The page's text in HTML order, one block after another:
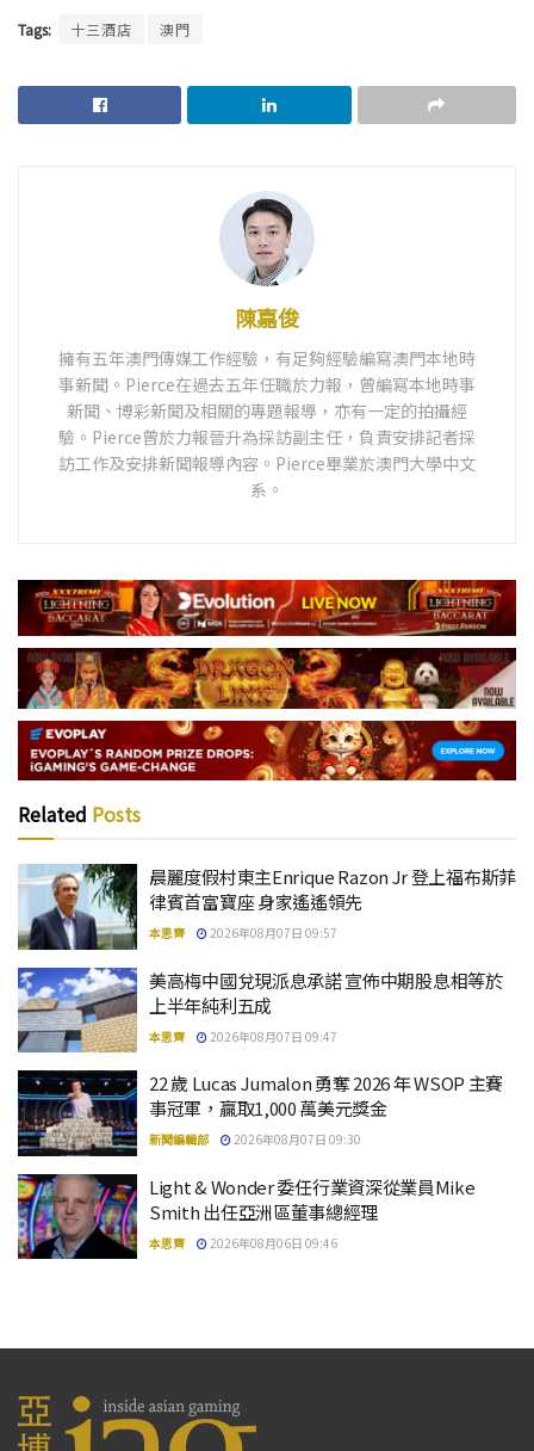
Tags: 十三酒店 澳門
陳嘉俊
擁有五年澳門傳媒工作經驗，有足夠經驗編寫澳門本地時
事新聞。Pierce在過去五年任職於力報，曾編寫本地時事
新聞、博彩新聞及相關的專題報導，亦有一定的拍攝經
驗。Pierce曾於力報晉升為採訪副主任，負責安排記者採
訪工作及安排新聞報導內容。Pierce畢業於澳門大學中文
系。
Related Posts
晨麗度假村東主Enrique Razon Jr 登上福布斯菲
律賓首富寶座 身家遙遙領先
本思齊 2026年08月07日 09:57
美高梅中國兌現派息承諾 宣佈中期股息相等於
上半年純利五成
本思齊 2026年08月07日 09:47
22 歲 Lucas Jumalon 勇奪 2026 年 WSOP 主賽
事冠軍，贏取1,000 萬美元獎金
新聞編輯部 2026年08月07日 09:30
Light & Wonder 委任行業資深從業員Mike
Smith 出任亞洲區董事總經理
本思齊 2026年08月06日 09:46